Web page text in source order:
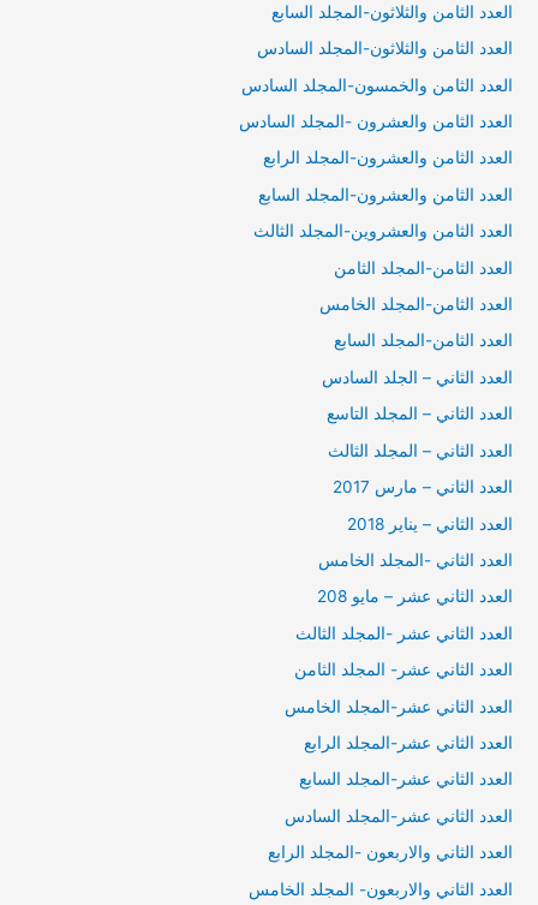
العدد الثامن والثلاثون-المجلد السابع
العدد الثامن والثلاثون-المجلد السادس
العدد الثامن والخمسون-المجلد السادس
العدد الثامن والعشرون -المجلد السادس
العدد الثامن والعشرون-المجلد الرابع
العدد الثامن والعشرون-المجلد السابع
العدد الثامن والعشروين-المجلد الثالث
العدد الثامن-المجلد الثامن
العدد الثامن-المجلد الخامس
العدد الثامن-المجلد السابع
العدد الثاني – الجلد السادس
العدد الثاني – المجلد التاسع
العدد الثاني – المجلد الثالث
العدد الثاني – مارس 2017
العدد الثاني – يناير 2018
العدد الثاني -المجلد الخامس
العدد الثاني عشر – مايو 208
العدد الثاني عشر -المجلد الثالث
العدد الثاني عشر- المجلد الثامن
العدد الثاني عشر-المجلد الخامس
العدد الثاني عشر-المجلد الرابع
العدد الثاني عشر-المجلد السابع
العدد الثاني عشر-المجلد السادس
العدد الثاني والاربعون -المجلد الرابع
العدد الثاني والاربعون- المجلد الخامس